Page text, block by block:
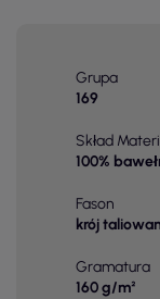
Grupa
169
Skład
100%
Fason
krój
Gramatura
160 g/m²